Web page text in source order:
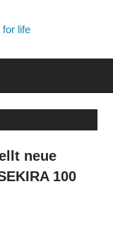
Media
–
for
life
neue
100